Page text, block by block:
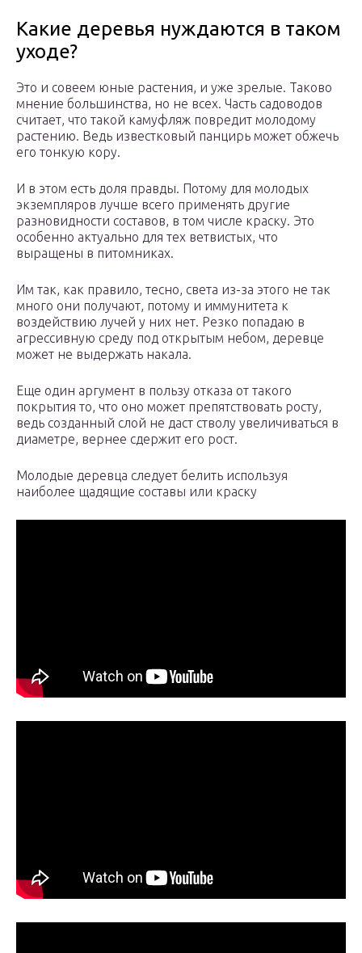
Какие деревья нуждаются в таком
уходе?
Это и совеем юные растения, и уже зрелые. Таково
мнение большинства, но не всех. Часть садоводов
считает, что такой камуфляж повредит молодому
растению. Ведь известковый панцирь может обжечь
его тонкую кору.
И в этом есть доля правды. Потому для молодых
экземпляров лучше всего применять другие
разновидности составов, в том числе краску. Это
особенно актуально для тех ветвистых, что
выращены в питомниках.
Им так, как правило, тесно, света из-за этого не так
много они получают, потому и иммунитета к
воздействию лучей у них нет. Резко попадаю в
агрессивную среду под открытым небом, деревце
может не выдержать накала.
Еще один аргумент в пользу отказа от такого
покрытия то, что оно может препятствовать росту,
ведь созданный слой не даст стволу увеличиваться в
диаметре, вернее сдержит его рост.
Молодые деревца следует белить используя
наиболее щадящие составы или краску